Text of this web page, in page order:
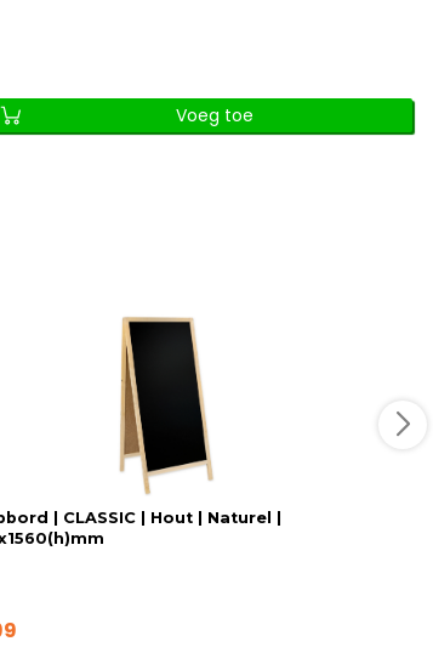
Voeg toe
| CLASSIC | Hout | Naturel |